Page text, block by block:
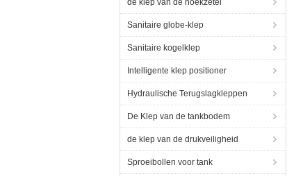
de klep van de hoekzetel
Sanitaire globe-klep
Sanitaire kogelklep
Intelligente klep positioner
Hydraulische Terugslagkleppen
De Klep van de tankbodem
de klep van de drukveiligheid
Sproeibollen voor tank